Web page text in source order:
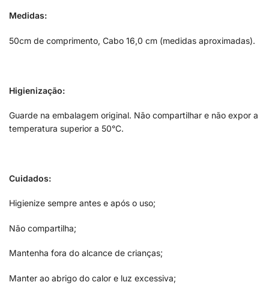
Medidas:
50cm de comprimento, Cabo 16,0 cm (medidas aproximadas).
Higienização:
Guarde na embalagem original. Não compartilhar e não expor a
temperatura superior a 50°C.
Cuidados:
Higienize sempre antes e após o uso;
Não compartilha;
Mantenha fora do alcance de crianças;
Manter ao abrigo do calor e luz excessiva;